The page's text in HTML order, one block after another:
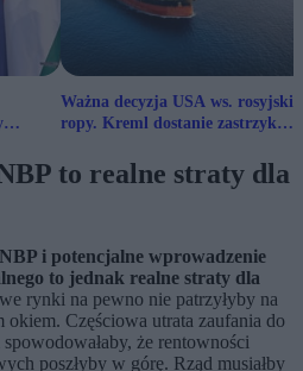
Ważna decyzja USA ws.
ropy. Kreml dostanie zastrzyk
to realne straty dla
i potencjalne wprowadzenie
to jednak realne straty dla
rynki na pewno nie patrzyłyby na
Częściowa utrata zaufania do
że rentowności
poszłyby w górę. Rząd musiałby